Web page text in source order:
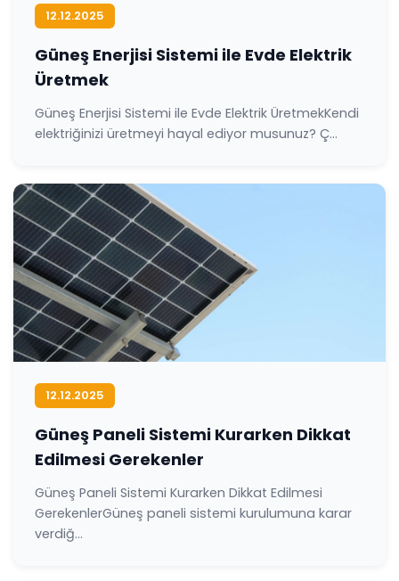
12.12.2025
Güneş Enerjisi Sistemi ile Evde Elektrik
Üretmek
Güneş Enerjisi Sistemi ile Evde Elektrik ÜretmekKendi
elektriğinizi üretmeyi hayal ediyor musunuz? Ç...
12.12.2025
Güneş Paneli Sistemi Kurarken Dikkat
Edilmesi Gerekenler
Güneş Paneli Sistemi Kurarken Dikkat Edilmesi
GerekenlerGüneş paneli sistemi kurulumuna karar
verdiğ...